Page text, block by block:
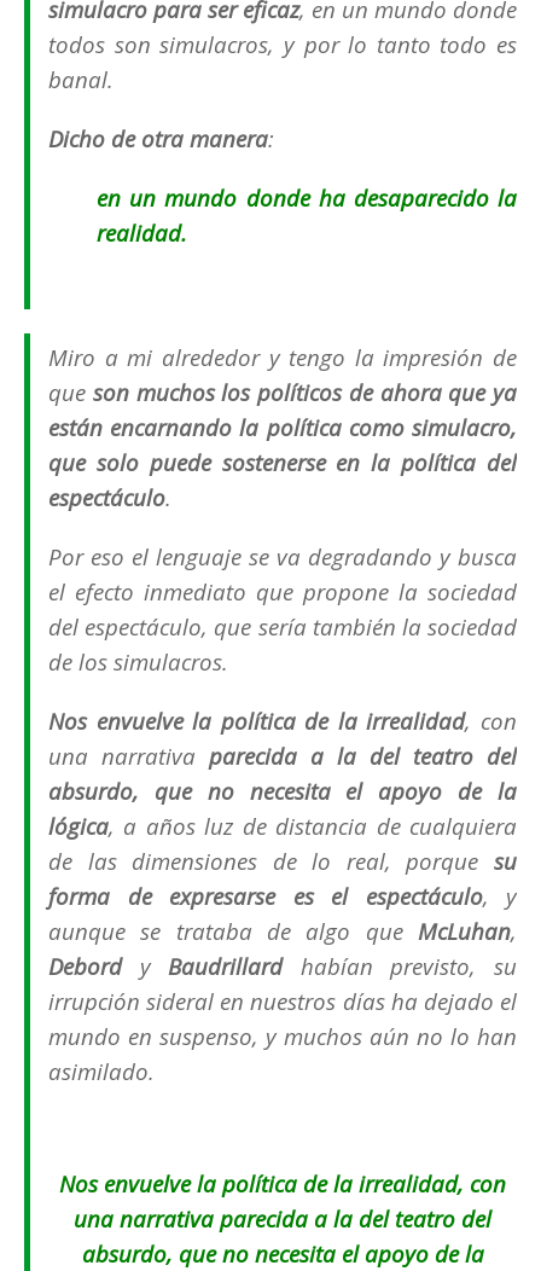
simulacro para ser eficaz, en un mundo donde
todos son simulacros, y por lo tanto todo es
banal.
Dicho de otra manera:
en un mundo donde ha desaparecido la
realidad.
Miro a mi alrededor y tengo la impresión de
que son muchos los políticos de ahora que ya
están encarnando la política como simulacro,
que solo puede sostenerse en la política del
espectáculo.
Por eso el lenguaje se va degradando y busca
el efecto inmediato que propone la sociedad
del espectáculo, que sería también la sociedad
de los simulacros.
Nos envuelve la política de la irrealidad, con
una narrativa parecida a la del teatro del
absurdo, que no necesita el apoyo de la
lógica, a años luz de distancia de cualquiera
de las dimensiones de lo real, porque su
forma de expresarse es el espectáculo, y
aunque se trataba de algo queMcLuhan,
DebordyBaudrillardhabían previsto, su
irrupción sideral en nuestros días ha dejado el
mundo en suspenso, y muchos aún no lo han
asimilado.
Nos envuelve la política de la irrealidad, con
una narrativa parecida a la del teatro del
absurdo, que no necesita el apoyo de la